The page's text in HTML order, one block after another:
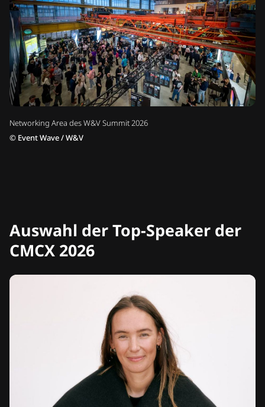
Networking Area des W&V Summit 2026
© Event Wave / W&V
Auswahl der Top-Speaker der
CMCX 2026